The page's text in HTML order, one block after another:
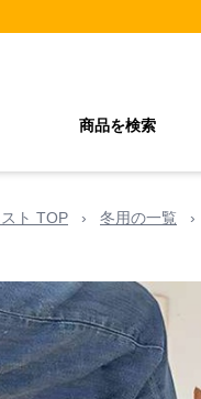
商品を検索
ト TOP › 冬用の一覧 ›